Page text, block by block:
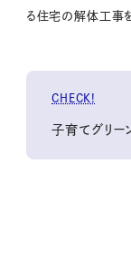
る住宅の解体工事
CHECK!
子育てグリー